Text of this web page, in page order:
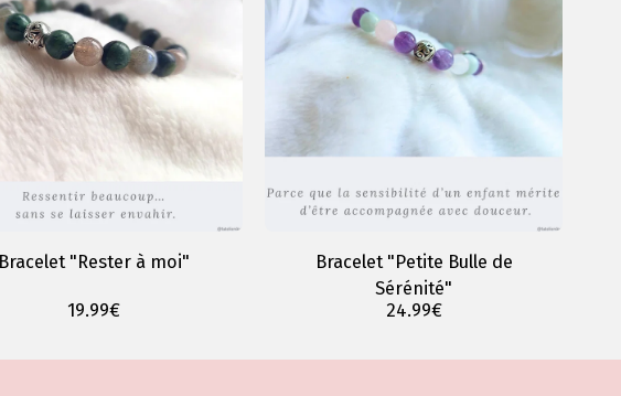
Bracelet "Rester à moi"
19.99€
Bracelet "Petite Bulle de
Sérénité"
24.99€